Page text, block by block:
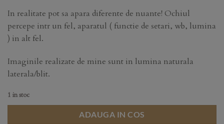
In realitate pot sa apara diferente de nuante! Ochiul
percepe intr un fel, aparatul ( functie de setari, wb, lumina
) in alt fel.
Imaginile realizate de mine sunt in lumina naturala
laterala/blit.
1 in stoc
ADAUGA IN COS